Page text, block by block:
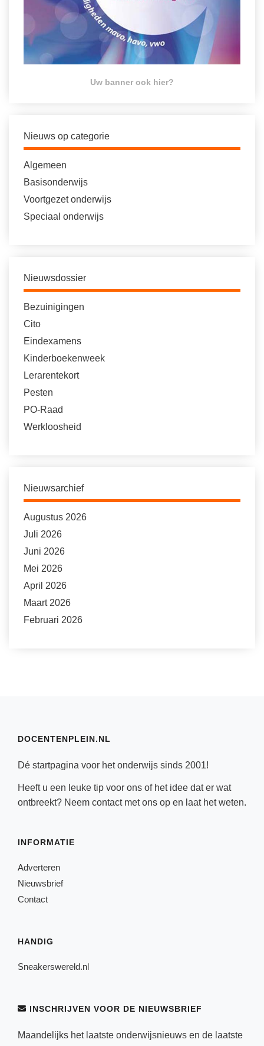
Uw banner ook hier?
Nieuws op categorie
Algemeen
Basisonderwijs
Voortgezet onderwijs
Speciaal onderwijs
Nieuwsdossier
Bezuinigingen
Cito
Eindexamens
Kinderboekenweek
Lerarentekort
Pesten
PO-Raad
Werkloosheid
Nieuwsarchief
Augustus 2026
Juli 2026
Juni 2026
Mei 2026
April 2026
Maart 2026
Februari 2026
DOCENTENPLEIN.NL
Dé startpagina voor het onderwijs sinds 2001!
Heeft u een leuke tip voor ons of het idee dat er wat
ontbreekt? Neem contactmet ons op en laat het weten.
INFORMATIE
Adverteren
Nieuwsbrief
Contact
HANDIG
Sneakerswereld.nl
INSCHRIJVEN VOOR DE NIEUWSBRIEF
Maandelijks het laatste onderwijsnieuws en de laatste